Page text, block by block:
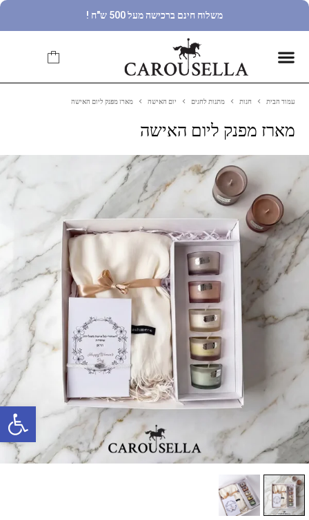
פתח סרגל נגישות
משלוח חינם ברכישה מעל 500 ש"ח !
עמוד הבית חנות מתנות לחגים יום האישה מארז מפנק ליום האישה
מארז מפנק ליום האישה